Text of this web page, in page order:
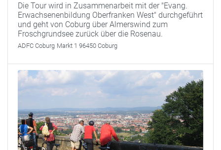
Die Tour wird in Zusammenarbeit mit der "Evang.
Erwachsenenbildung Oberfranken West" durchgeführt
und geht von Coburg über Almerswind zum
Froschgrundsee zurück über die Rosenau.
ADFC Coburg Markt 1 96450 Coburg